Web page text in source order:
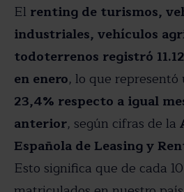
El renting de turismos,
industriales, vehículos
todoterrenos registró
en enero, lo que representó
23,4% respecto a igual
anterior, según cifras de la
Española de Leasing y
Esto significa que de cada